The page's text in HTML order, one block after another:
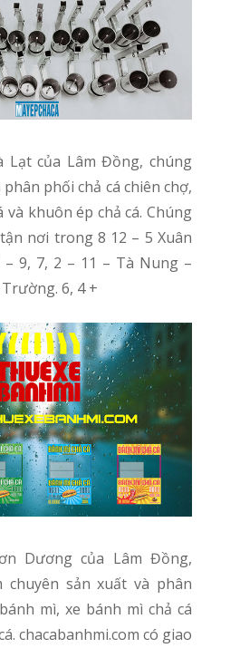
phối chả cá chiên chợ,
và khuôn ép chả cá. Chúng
nơi trong 8 12 – 5 Xuân
9, 7, 2 – 11 – Tà Nung –
6, 4 +
chuyên sản xuất và phân
mì, xe bánh mì chả cá
chacabanhmi.com có giao